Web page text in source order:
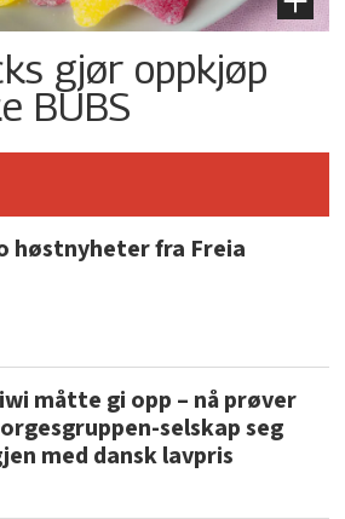
gjør oppkjøp
BUBS
høstnyheter fra Freia
måtte gi opp – nå prøver
selskap seg
med dansk lavpris